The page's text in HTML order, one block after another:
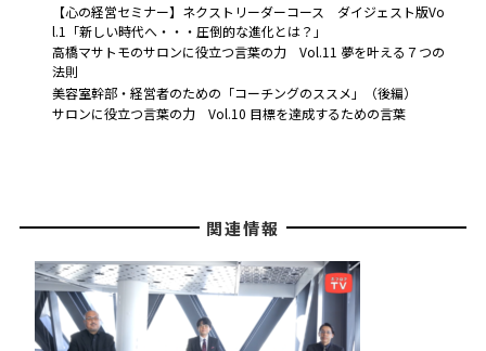
【心の経営セミナー】ネクストリーダーコース ダイジェスト版Vo
l.1「新しい時代へ・・・圧倒的な進化とは？」
高橋マサトモのサロンに役立つ言葉の力 Vol.11 夢を叶える７つの
法則
美容室幹部・経営者のための「コーチングのススメ」（後編）
サロンに役立つ言葉の力 Vol.10 目標を達成するための言葉
関連情報